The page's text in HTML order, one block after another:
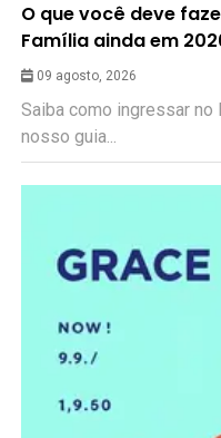
O que você deve
Família ainda em
09 agosto, 2026
Saiba como ingressar no
nosso guia...